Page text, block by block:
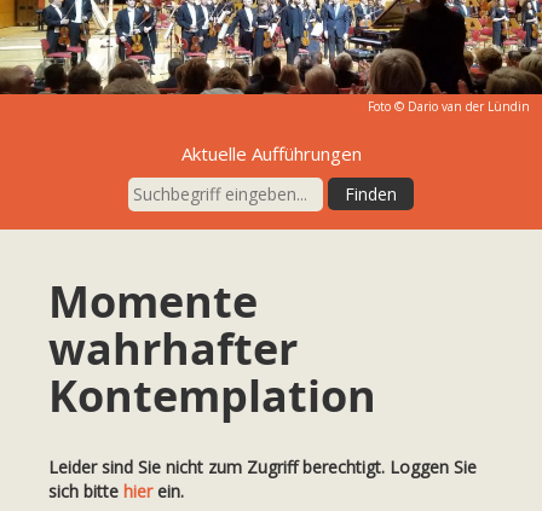
Foto © Dario van der Lündin
Aktuelle Aufführungen
Momente
wahrhafter
Kontemplation
Leider sind Sie nicht zum Zugriff berechtigt. Loggen Sie
sich bitte hierein.